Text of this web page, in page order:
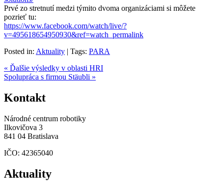
Prvé zo stretnutí medzi týmito dvoma organizáciami si môžete
pozrieť tu:
https://www.facebook.com/watch/live/?
v=495618654950930&ref=watch_permalink
Posted in: Aktuality | Tags: PARA
« Ďalšie výsledky v oblasti HRI
Spolupráca s firmou Stäubli »
Kontakt
Národné centrum robotiky
Ilkovičova 3
841 04 Bratislava
IČO: 42365040
Aktuality